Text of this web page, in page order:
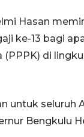
Hasan
ke-13 bagi
di
untuk seluruh
Bengkulu